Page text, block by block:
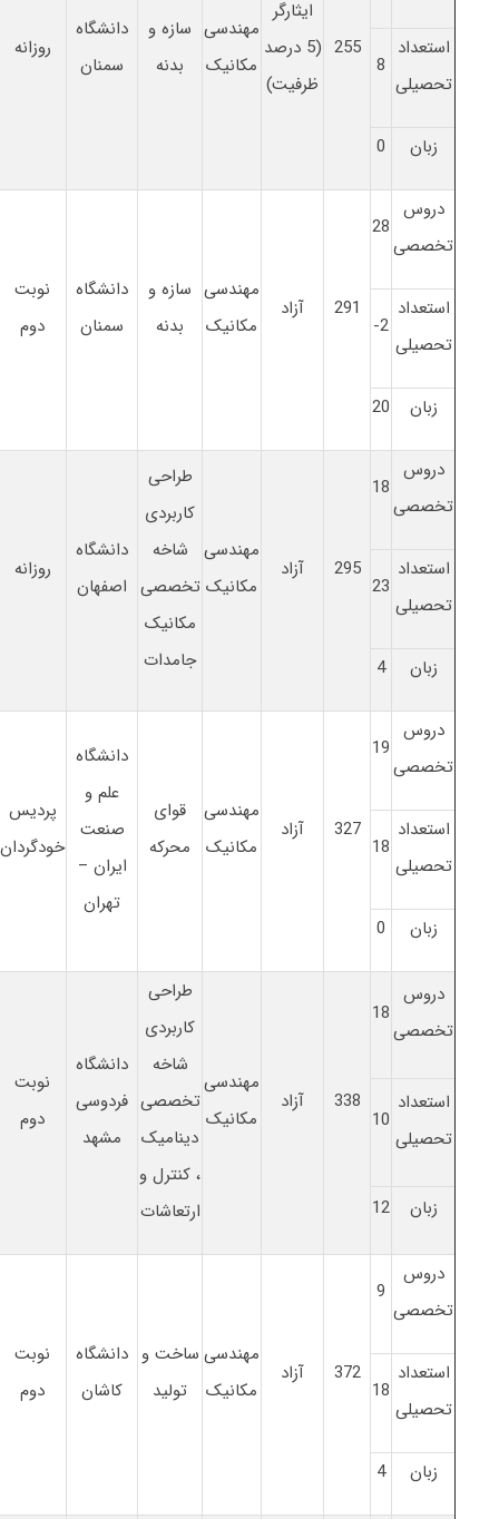
255
ایثارگر
(5 درصد
ظرفیت)
مهندسی
مکانیک
سازه و
بدنه
دانشگاه
سمنان
روزانه
استعداد
تحصیلی
8
زبان 0
دروس
تخصصی
28
291 آزاد
مهندسی
مکانیک
سازه و
بدنه
دانشگاه
سمنان
نوبت
دوم
استعداد
تحصیلی
2-
زبان 20
دروس
تخصصی
18
295 آزاد
مهندسی
مکانیک
طراحی
کاربردی
شاخه
تخصصی
مکانیک
جامدات
دانشگاه
اصفهان
روزانه
استعداد
تحصیلی
23
زبان 4
دروس
تخصصی
19
327 آزاد
مهندسی
مکانیک
قوای
محرکه
دانشگاه
علم و
صنعت
ایران –
تهران
پردیس
خودگردان
استعداد
تحصیلی
18
زبان 0
دروس
تخصصی
18
338 آزاد
مهندسی
مکانیک
طراحی
کاربردی
شاخه
تخصصی
دینامیک
، کنترل و
ارتعاشات
دانشگاه
فردوسی
مشهد
نوبت
دوم
استعداد
تحصیلی
10
زبان 12
دروس
تخصصی
9
372 آزاد
مهندسی
مکانیک
ساخت و
تولید
دانشگاه
کاشان
نوبت
دوم
استعداد
تحصیلی
18
زبان 4